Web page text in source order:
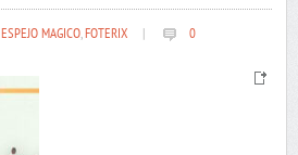
ESPEJO MAGICO,FOTERIX 0